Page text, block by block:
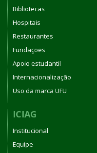
Bibliotecas
Hospitais
Restaurantes
Fundações
Apoio estudantil
Internacionalização
Uso da marca UFU
ICIAG
Institucional
Equipe